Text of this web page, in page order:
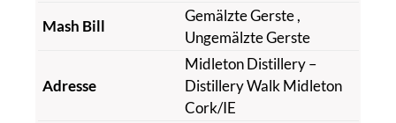
Mash Bill
Gemälzte Gerste,
Ungemälzte Gerste
Adresse
Midleton Distillery –
Distillery Walk Midleton
Cork/IE